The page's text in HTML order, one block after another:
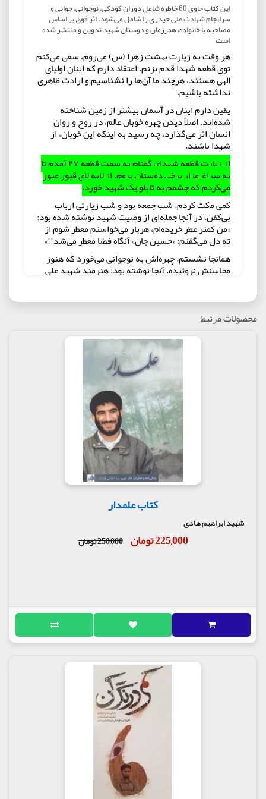
این کتاب حاوی 60 خاطره شامل دوران کودکی، نوجوانی، جوانی و
سرانجام شهادت علی حیدری را شامل می‌شود. اثر فوق بر اساس
مصاحبه با خانواده، همرزمان و دوستان شهید تدوین و منتشر شده
است
هر وقت به زیارت بهشت زهرا (س) می‌روم، سعی می‌کنم
توی قطعه شهدا قدم بزنم. اعتقاد دارم که اینان اولیای
الهی هستند، هرچند ما آن‌ها را نشناسیم و ارادت ظاهری
نداشته باشیم.
یقین دارم اینان در آسمان بیشتر از زمین شناخته
شده‌اند. اصلاً دیدن چهرهٔ خوبان عالم، در روح و روان
انسان اثر می‌گذارد، چه رسید به اینکه این خوبان، از
شهدا باشند.
از زیارت قطعه شهدای گمنام به سمت قطعه ۲۷ آمدم تا
به سراغ مزار برخی دوستان بروم. از لابه لای قبور عبور
می‌کردم که چشمم به تابلو یک شهید خورد.
کمی مکث کردم. شب جمعه بود و شب زیارتی ارباب
بی‌کفن. در آنجا جمله‌ای از وصیت شهید نوشته شده بود:
«من کمتر عطر خریده‌ام، هربار می‌خواستم معطر شوم از
ته دل می‌گفتم: «حسین جان» آنگاه فضا معطر می‌شد!!»
همانجا نشستم. چهره‌اش به نوجوانی می‌خورد که هنوز
محاسنش نروئیده. آنجا نوشته بود: هنرمند شهید علی
آن شب گذشت و در نهانخانه قلب ما، نام علی حیدری نیز
جاودانه شد. مانند شهیدان ابراهیم هادی و علیرضا
کریمی و شاهرخ ضرغام و...
مدتی بعد زمانی که کتاب عارفانه جمع آوری می‌شد،
شنیدم که یکی دیگر از شاگردان آیت الله حق شناس
بوده هم مانند شهید احمد نیری، حالات عرفانی عجیبی
داشته و سال ۱۳۶۳ شهید شده. نام آن شهید والامقام،
علی حیدری بود.
شهید علی حیدری در رفتار و سیره، توجه زیادی به فقرا و
محرومین داشته و این رویکرد در رفتارش درباره لباس و
کفش نمود زیادی داشته است. یکی از نزدیکان او می
گوید روزی پدرش برای علی کفشی نو از چرم قهوه ای
خریده بوده و علی از قبولش امتناع می کرده است. اما با
اصرار مادرش کفش را قبول می کند.
دوست این شهید روایت می کند که در حیاط خانه علی را
دیده که مقداری خاک برداشته و به کفش ها مالیده
است. وقتی علت را پرسیده، علی بی خیال گفته: نمی
خوام بدونن کفش هایم نو است. بعضی ها پول ندارند
کفش بخرند، اگر کفش نو بپوشم، آن ها غصه می خورند.
دوست ندارم آن ها به خاطر من غصه بخورند.
بداند، این بود که درد گرسنه ها را داشت.
در بخشی از وصیت نامه این شهید آمده است: «....هر
زمان می خواستم معطر شوم سه بار می گفتم، «حسین
دیدن باطن افراد و صحبت با شهدا از سوی بسیاری از
همرزمانش تایید شده است. وی از شاگردان آیت الله حق
شهید حیدری با انواع هنر ها مانند طراحی چهره آشنا بود.
شهید علی حیدری، در سن 19 سالگی در عملیات بدر به
شهادت رسید و در قطعه 27 یهشت زهرا به خاک سپرده
شب بود که تلویزیون آمار عملیات ها را می‌زد و خبر از
فتوحات رزمندگان در عملیات بدر می‌داد. خدا می‌داند
که وقتی خبر عملیات می‌شد، خانواده رزمندگان چه حالی
داشتند. همه نگران فرزندان خود بودند.
محصولات مرتبط
کتاب علمدار
شهید ابراهیم هادی
225,000 تومان 250,000 تومان